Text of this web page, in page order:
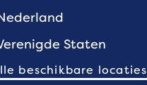
Staten
beschikbare locaties